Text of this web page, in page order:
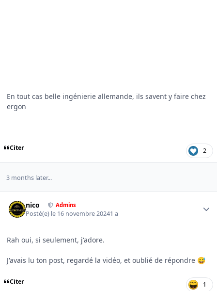
En tout cas belle ingénierie allemande, ils savent y faire chez
ergon
Citer 2
3 months later...
nico Admins
Posté(e) le 16 novembre 20241 a
Rah oui, si seulement, j'adore.
J'avais lu ton post, regardé la vidéo, et oublié de répondre 😅
Citer 1